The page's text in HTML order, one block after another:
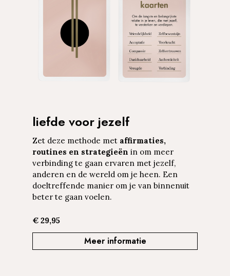
liefde voor jezelf
Zet deze methode met affirmaties,
routines en strategieën in om meer
verbinding te gaan ervaren met jezelf,
anderen en de wereld om je heen. Een
doeltreffende manier om je van binnenuit
beter te gaan voelen.
€ 29,95
Meer informatie